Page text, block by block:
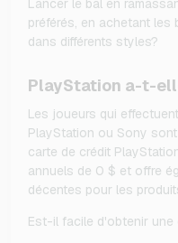
Lancer le bal en
préférés, en achetant
dans différents styles?
PlayStation a-t-
Les joueurs qui
PlayStation ou Sony
carte de crédit
annuels de 0 $ et offre
décentes pour les
Est-il facile d'obtenir une